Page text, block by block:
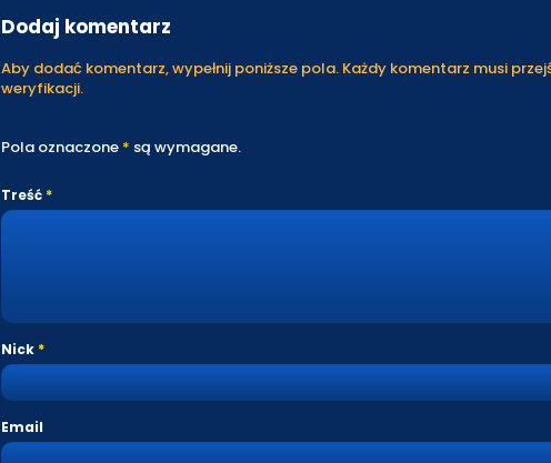
Dodaj komentarz
Aby dodać komentarz, wypełnij poniższe pola. Każdy komentarz musi
weryfikacji.
Pola oznaczone * są wymagane.
Treść
Nick
Email